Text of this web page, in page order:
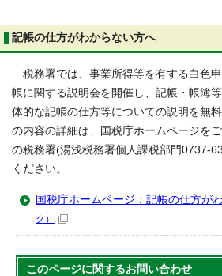
記帳の仕方がわからない方へ
税務署では、事業所得等を有する白色
帳に関する説明会を開催し、記帳・帳簿
体的な記帳の仕方等についての説明を無
の内容の詳細は、国税庁ホームページを
の税務署(湯浅税務署個人課税部門0737-
ください。
国税庁ホームページ：記帳の仕方が
ク）
このページに関するお問い合わせ